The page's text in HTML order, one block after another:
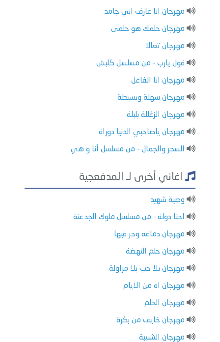
مهرجان انا عارف اني جامد
مهرجان حلمك هو حلمى
مهرجان تعالا
قول يارب - من مسلسل كلبش
مهرجان انا الفاعل
مهرجان سهلة وبسيطة
مهرجان الزغللة بلبلة
مهرجان ياصاحبي الدنيا دوراة
السحر والجمال - من مسلسل أنا و هي
اغاني أخرى لـ المدفعجية
وصية شهيد
احنا دولة - من مسلسل ملوك الجدعنة
مهرجان دماغه وحر فيها
مهرجان حلم النهضة
مهرجان بلا حب بلا مزاولة
مهرجان اه من الايام
مهرجان الحلم
مهرجان خايف من بكرة
مهرجان الشنيبة